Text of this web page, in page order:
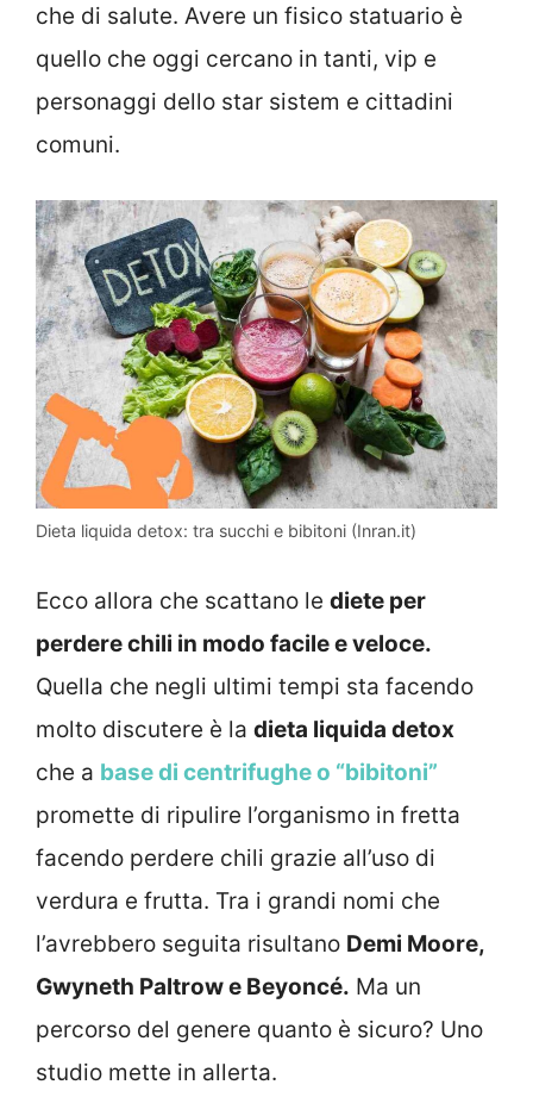
che di salute. Avere un fisico statuario è
quello che oggi cercano in tanti, vip e
personaggi dello star sistem e cittadini
comuni.
Dieta liquida detox: tra succhi e bibitoni (Inran.it)
Ecco allora che scattano le diete per
perdere chili in modo facile e veloce.
Quella che negli ultimi tempi sta facendo
molto discutere è la dieta liquida detox
che a base di centrifughe o “bibitoni”
promette di ripulire l’organismo in fretta
facendo perdere chili grazie all’uso di
verdura e frutta. Tra i grandi nomi che
l’avrebbero seguita risultano Demi Moore,
Gwyneth Paltrow e Beyoncé. Ma un
percorso del genere quanto è sicuro? Uno
studio mette in allerta.